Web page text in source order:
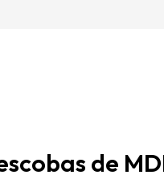
de